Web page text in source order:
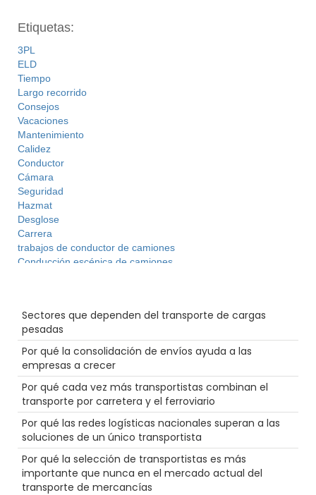
Etiquetas:
3PL
ELD
Tiempo
Largo recorrido
Consejos
Vacaciones
Mantenimiento
Calidez
Conductor
Cámara
Seguridad
Hazmat
Desglose
Carrera
trabajos de conductor de camiones
Conducción escénica de camiones
Plano
Agentes de carga
Huracán
Seguridad
recompensas de combustible
Inspecciones de camiones
Puerto
Ferrocarril
Truckstop.com
NTDAW
Permisos
Contenedor
Sectores que dependen del transporte de cargas
pesadas
Por qué la consolidación de envíos ayuda a las
empresas a crecer
Por qué cada vez más transportistas combinan el
transporte por carretera y el ferroviario
Por qué las redes logísticas nacionales superan a las
soluciones de un único transportista
Por qué la selección de transportistas es más
importante que nunca en el mercado actual del
transporte de mercancías